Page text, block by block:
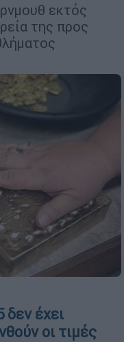
εκτός
της προς
έχει
οι τιμές